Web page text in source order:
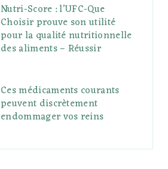
Nutri-Score : l’UFC-Que
Choisir prouve son utilité
pour la qualité nutritionnelle
des aliments – Réussir
Ces médicaments courants
peuvent discrètement
endommager vos reins